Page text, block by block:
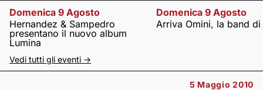
Domenica 9 Agosto
Hernandez & Sampedro
presentano il nuovo album
Lumina
Domenica 9 Agosto
Arriva Omini, la band
Vedi tutti gli eventi ->
5 Maggio 2010